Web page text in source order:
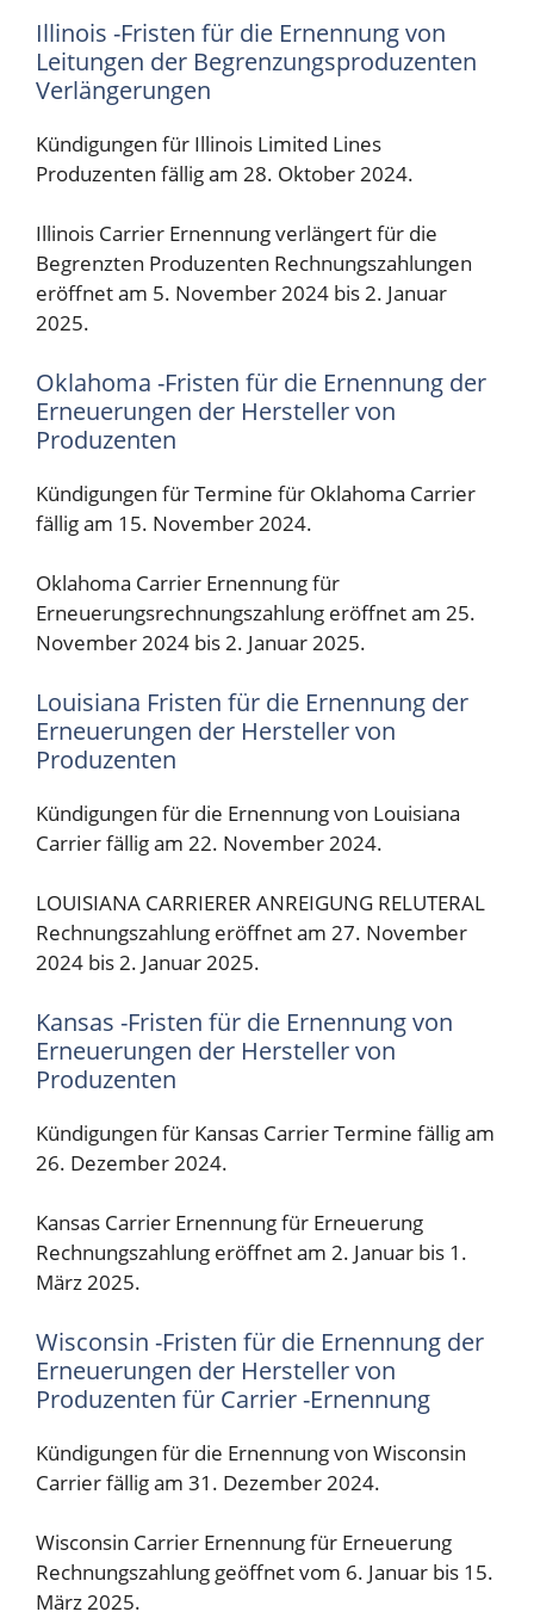
Illinois -Fristen für die Ernennung von
Leitungen der Begrenzungsproduzenten
Verlängerungen
Kündigungen für Illinois Limited Lines
Produzenten fällig am 28. Oktober 2024.
Illinois Carrier Ernennung verlängert für die
Begrenzten Produzenten Rechnungszahlungen
eröffnet am 5. November 2024 bis 2. Januar
2025.
Oklahoma -Fristen für die Ernennung der
Erneuerungen der Hersteller von
Produzenten
Kündigungen für Termine für Oklahoma Carrier
fällig am 15. November 2024.
Oklahoma Carrier Ernennung für
Erneuerungsrechnungszahlung eröffnet am 25.
November 2024 bis 2. Januar 2025.
Louisiana Fristen für die Ernennung der
Erneuerungen der Hersteller von
Produzenten
Kündigungen für die Ernennung von Louisiana
Carrier fällig am 22. November 2024.
LOUISIANA CARRIERER ANREIGUNG RELUTERAL
Rechnungszahlung eröffnet am 27. November
2024 bis 2. Januar 2025.
Kansas -Fristen für die Ernennung von
Erneuerungen der Hersteller von
Produzenten
Kündigungen für Kansas Carrier Termine fällig am
26. Dezember 2024.
Kansas Carrier Ernennung für Erneuerung
Rechnungszahlung eröffnet am 2. Januar bis 1.
März 2025.
Wisconsin -Fristen für die Ernennung der
Erneuerungen der Hersteller von
Produzenten für Carrier -Ernennung
Kündigungen für die Ernennung von Wisconsin
Carrier fällig am 31. Dezember 2024.
Wisconsin Carrier Ernennung für Erneuerung
Rechnungszahlung geöffnet vom 6. Januar bis 15.
März 2025.